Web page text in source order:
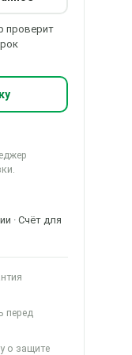
проверит
· Счёт для
перед
о защите